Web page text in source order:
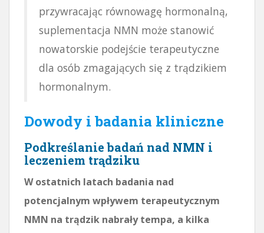
przywracając równowagę hormonalną,
suplementacja NMN może stanowić
nowatorskie podejście terapeutyczne
dla osób zmagających się z trądzikiem
hormonalnym.
Dowody i badania kliniczne
Podkreślanie badań nad NMN i
leczeniem trądziku
W ostatnich latach badania nad
potencjalnym wpływem terapeutycznym
NMN na trądzik nabrały tempa, a kilka